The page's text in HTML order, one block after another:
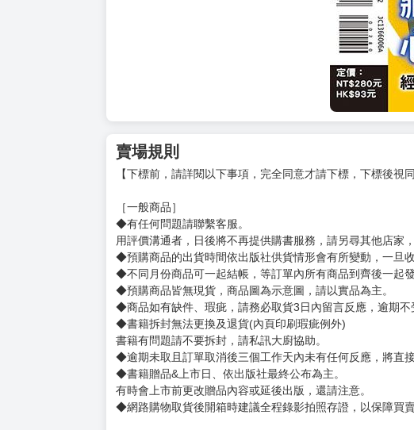
賣場規則
【下標前，請詳閱以下事項，完全同意才請下標，下標後視
［一般商品］
◆有任何問題請聯繫客服。
用評價溝通者，日後將不再提供購書服務，請另尋其他店家，
◆預購商品的出貨時間依出版社供貨情形會有所變動，一旦收
◆不同月份商品可一起結帳，等訂單內所有商品到齊後一起發
◆預購商品皆無現貨，商品圖為示意圖，請以實品為主。
◆商品如有缺件、瑕疵，請務必取貨3日內留言反應，逾期不
◆書籍拆封無法更換及退貨(內頁印刷瑕疵例外)
書籍有問題請不要拆封，請私訊大廚協助。
◆逾期未取且訂單取消後三個工作天內未有任何反應，將直
◆書籍贈品&上市日、依出版社最終公布為主。
有時會上市前更改贈品內容或延後出版，還請注意。
◆網路購物取貨後開箱時建議全程錄影拍照存證，以保障買賣